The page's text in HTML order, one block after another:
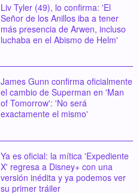
Liv Tyler (49), lo confirma: 'El
Señor de los Anillos iba a tener
más presencia de Arwen, incluso
luchaba en el Abismo de Helm'
James Gunn confirma oficialmente
el cambio de Superman en 'Man
of Tomorrow': 'No será
exactamente el mismo'
Ya es oficial: la mítica 'Expediente
X' regresa a Disney+ con una
versión inédita y ya podemos ver
su primer tráiler